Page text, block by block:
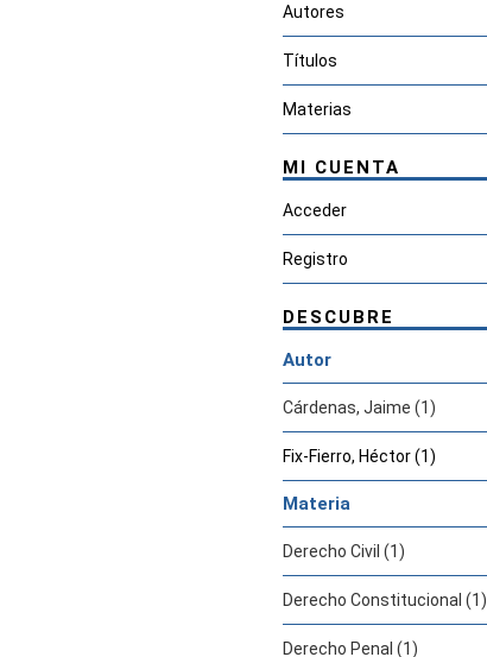
Autores
Títulos
Materias
MI CUENTA
Acceder
Registro
DESCUBRE
Autor
Cárdenas, Jaime (1)
Fix-Fierro, Héctor (1)
Materia
Derecho Civil (1)
Derecho Constitucional (1)
Derecho Penal (1)